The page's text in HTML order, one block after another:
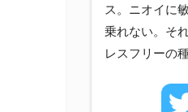
ス。ニオイに
乗れない。そ
レスフリーの